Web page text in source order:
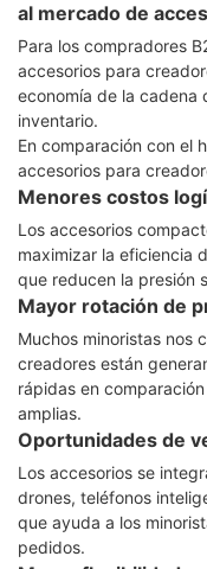
al mercado de
Para los compradores
accesorios para
economía de la cadena
inventario.
En comparación con el
accesorios para
Menores costos
Los accesorios
maximizar la eficiencia
que reducen la presión
Mayor rotación de
Muchos minoristas nos
creadores están
rápidas en
amplias.
Oportunidades de
Los accesorios se
drones, teléfonos
que ayuda a los
pedidos.